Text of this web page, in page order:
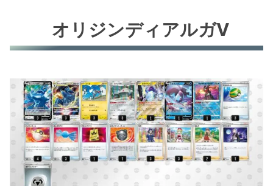
オリジンディアルガV